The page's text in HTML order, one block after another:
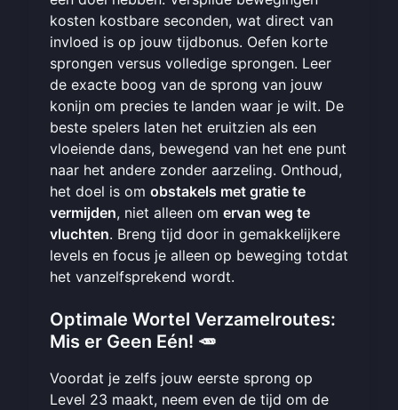
kosten kostbare seconden, wat direct van
invloed is op jouw tijdbonus. Oefen korte
sprongen versus volledige sprongen. Leer
de exacte boog van de sprong van jouw
konijn om precies te landen waar je wilt. De
beste spelers laten het eruitzien als een
vloeiende dans, bewegend van het ene punt
naar het andere zonder aarzeling. Onthoud,
het doel is om obstakels met gratie te
vermijden, niet alleen om ervan weg te
vluchten. Breng tijd door in gemakkelijkere
levels en focus je alleen op beweging totdat
het vanzelfsprekend wordt.
Optimale Wortel Verzamelroutes:
Mis er Geen Eén! 🥕
Voordat je zelfs jouw eerste sprong op
Level 23 maakt, neem even de tijd om de